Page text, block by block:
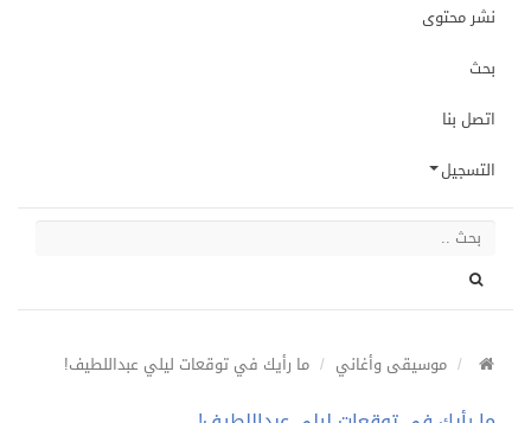
نشر محتوى
بحث
اتصل بنا
التسجيل
موسيقى وأغاني ما رأيك في توقعات ليلي عبداللطيف!